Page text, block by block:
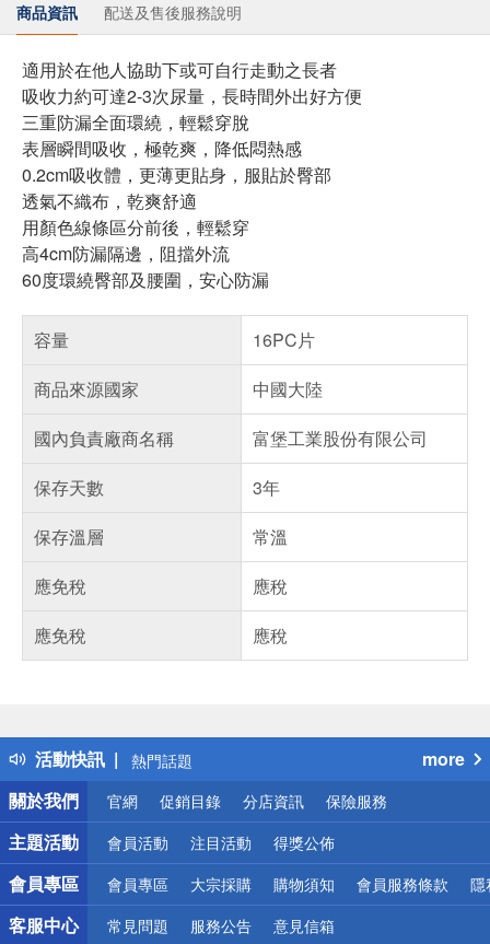
商品資訊 配送及售後服務說明
適用於在他人協助下或可自行走動之長者
吸收力約可達2-3次尿量，長時間外出好方便
三重防漏全面環繞，輕鬆穿脫
表層瞬間吸收，極乾爽，降低悶熱感
0.2cm吸收體，更薄更貼身，服貼於臀部
透氣不織布，乾爽舒適
用顏色線條區分前後，輕鬆穿
高4cm防漏隔邊，阻擋外流
60度環繞臀部及腰圍，安心防漏
容量
16PC片
商品來源國家
中國大陸
國內負責廠商名稱
富堡工業股份有限公司
保存天數
3年
保存溫層
常溫
應免稅
應稅
應免稅
應稅
活動快訊
得獎公告
熱門話題
銀行優惠
偏遠地區配送
詐騙網頁！請小心！
more
關於我們
官網 促銷目錄 分店資訊 保險服務
主題活動 會員活動 注目活動 得獎公佈
會員專區 會員專區 大宗採購 購物須知 會員服務條款 隱
客服中心 常見問題 服務公告 意見信箱